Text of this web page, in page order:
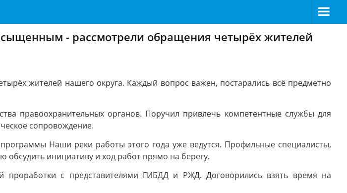
- рассмотрели обращения четырёх жителей
жителей нашего округа. Каждый вопрос важен, постарались всё предметно
правоохранительных органов. Поручил привлечь компетентные службы для
сопровождение.
Наши реки работы этого года уже ведутся. Профильные специалисты,
обсудить инициативу и ход работ прямо на берегу.
с представителями ГИБДД и РЖД. Договорились взять время на